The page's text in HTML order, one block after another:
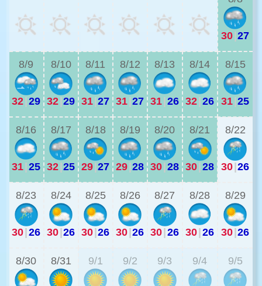
30 27
8/9
32 29
8/10
32 29
8/11
31 27
8/12
31 27
8/13
31 26
8/14
32 26
8/15
31 25
8/16
31 25
8/17
32 25
8/18
29 27
8/19
29 28
8/20
30 28
8/21
30 28
8/22
30 26
8/23
30 26
8/24
30 26
8/25
30 26
8/26
30 26
8/27
30 26
8/28
30 26
8/29
30 26
8/30 8/31 9/1 9/2 9/3 9/4 9/5